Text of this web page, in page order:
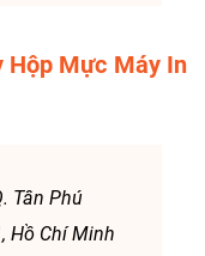
Mực Máy In
Tân Phú
Hồ Chí Minh